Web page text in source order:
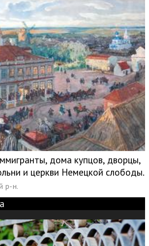
дома купцов, дворцы,
и церкви Немецкой слободы.
р-н.